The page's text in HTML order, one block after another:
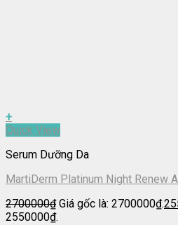
+
Quick View
Serum Dưỡng Da
MartiDerm Platinum Night Renew
2700000₫ Giá gốc là: 2700000₫.
2550000₫.